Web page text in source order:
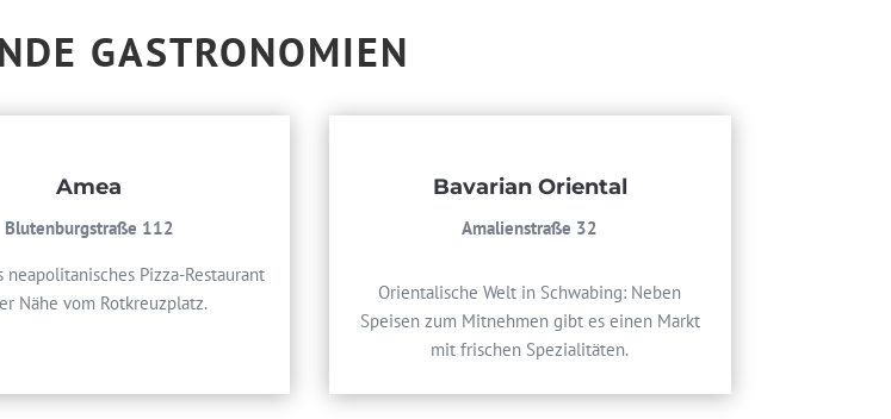
GASTRONOMIEN
Amea
Blutenburgstraße 112
neapolitanisches Pizza-Restaurant
Nähe vom Rotkreuzplatz.
Bavarian Oriental
Amalienstraße 32
Orientalische Welt in Schwabing: Neben
Speisen zum Mitnehmen gibt es einen Markt
mit frischen Spezialitäten.